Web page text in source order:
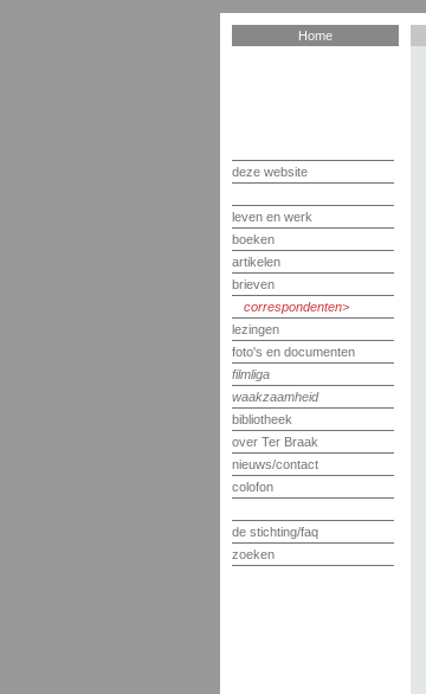
Home
deze website
leven en werk
boeken
artikelen
brieven
correspondenten
lezingen
foto's en documenten
filmliga
waakzaamheid
bibliotheek
over Ter Braak
nieuws/contact
colofon
de stichting/faq
zoeken